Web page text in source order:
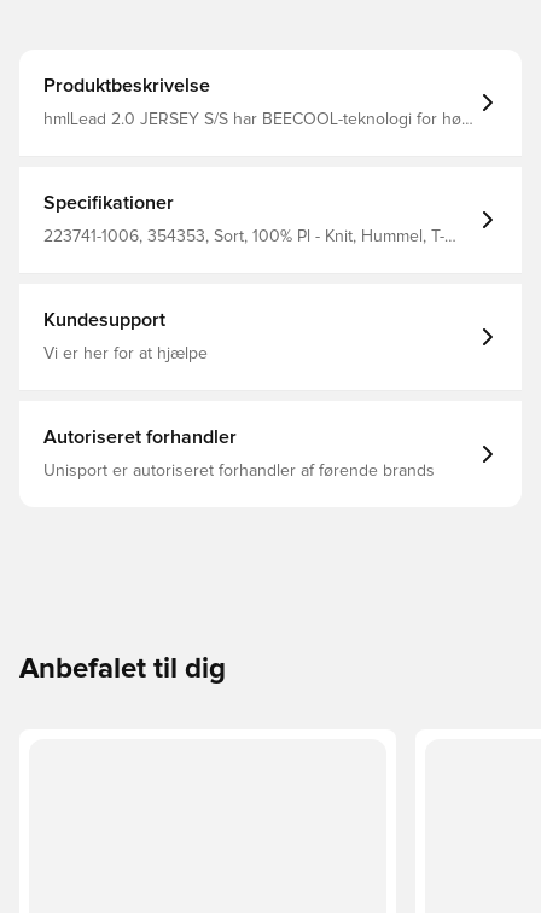
Produktbeskrivelse
hmlLead 2.0 JERSEY S/S har BEECOOL-teknologi for høj
på brystet fuldender looket.
Specifikationer
223741-1006, 354353, Sort, 100% Pl - Knit, Hummel, T-
Kundesupport
Vi er her for at hjælpe
Autoriseret forhandler
Unisport er autoriseret forhandler af førende brands
Anbefalet til dig